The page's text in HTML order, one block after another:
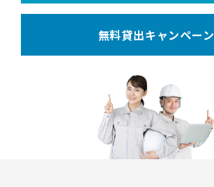
無料貸出キャンペーン